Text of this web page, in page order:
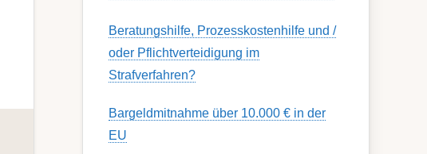
Berat­ungs­hil­fe, Pro­zess­kost­en­hilfe und /
oder Pflicht­ver­teidig­ung im
Strafverfahren?
Bargeldmitnahme über 10.000 € in der
EU